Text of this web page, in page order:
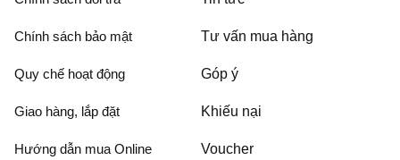
Chính sách bảo mật
Quy chế hoạt động
Giao hàng, lắp đặt
Hướng dẫn mua Online
Tư vấn mua hàng
Góp ý
Khiếu nại
Voucher